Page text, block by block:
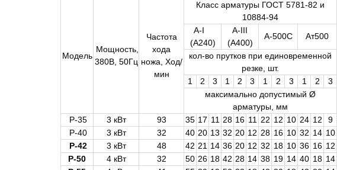
Модель
Мощность,
380В, 50Гц
Частота
хода
ножа, Ход/
мин
Класс арматуры ГОСТ 5781-82 и
10884-94
А-I
(А240)
А-III
(А400)
А-500С Ат500
кол-во прутков при единовременной
резке, шт.
1
2 3 1 2 3 1 2 3 1 2
3
максимально допустимый Ø
арматуры, мм
Р-35
3 кВт 93 35 17 11 28 16 11 22 12 10 24 12 9
Р-40
3 кВт 32 40 20 13 32 20 12 28 16 10 32 14 10
Р-42
3 кВт 48 42 21 14 36 20 12 32 18 10 36 16 12
Р-50
4 кВт 32 50 26 18 42 28 14 38 19 14 40 18 14